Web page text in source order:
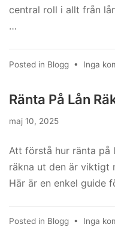
central roll i allt från
…
Posted in Blogg • Inga
Ränta På Lån
maj 10, 2025
Att förstå hur ränta på
räkna ut den är viktigt
Här är en enkel guide
Posted in Blogg • Inga